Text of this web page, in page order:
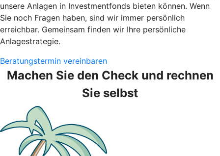
unsere Anlagen in Investmentfonds bieten können. Wenn
Sie noch Fragen haben, sind wir immer persönlich
erreichbar. Gemeinsam finden wir Ihre persönliche
Anlagestrategie.
Beratungstermin vereinbaren
Machen Sie den Check und rechnen
Sie selbst